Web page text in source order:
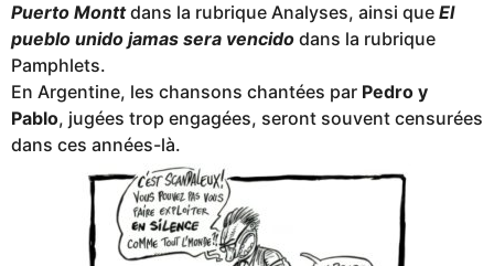
Puerto Monttdans la rubrique Analyses, ainsi que El
pueblo unido jamas sera vencido dans la rubrique
Pamphlets.
En Argentine, les chansons chantées par Pedro y
Pablo, jugées trop engagées, seront souvent censurées
dans ces années-là.